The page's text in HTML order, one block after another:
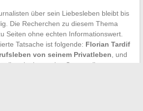
über sein Liebesleben bleibt bis
Die Recherchen zu diesem Thema
Seiten ohne echten Informationswert.
Tatsache ist folgende: Florian Tardif
von seinem Privatleben, und
erlaubt es, das Gegenteil zu